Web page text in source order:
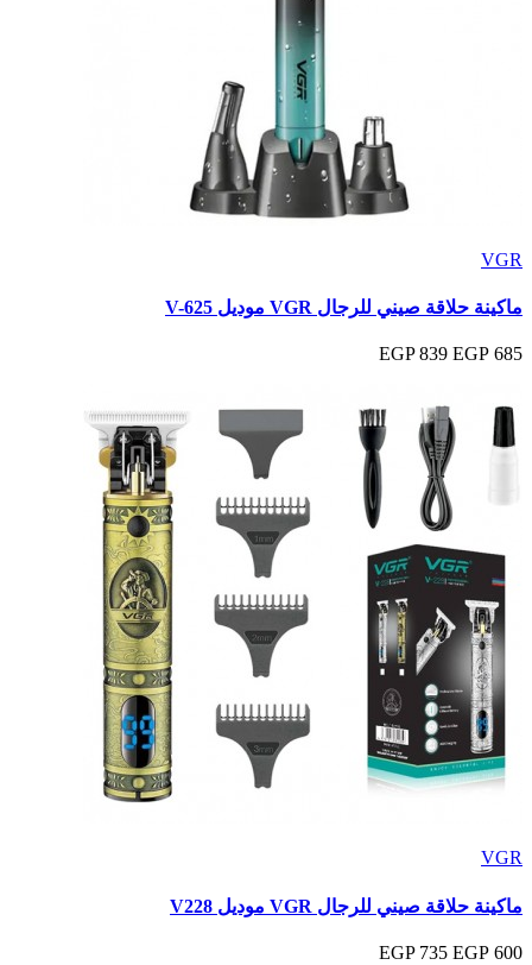
VGR
ماكينة حلاقة صيني للرجال VGR موديل V-625
685 EGP
839 EGP
VGR
ماكينة حلاقة صيني للرجال VGR موديل V228
600 EGP
735 EGP